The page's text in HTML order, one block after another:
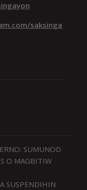
saksinga
SUMUNOD
O MAGBITIW
SUSPENDIHIN